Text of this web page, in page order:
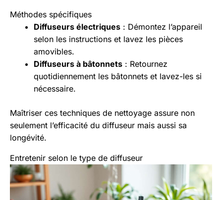
Méthodes spécifiques
Diffuseurs électriques : Démontez l’appareil
selon les instructions et lavez les pièces
amovibles.
Diffuseurs à bâtonnets : Retournez
quotidiennement les bâtonnets et lavez-les si
nécessaire.
Maîtriser ces techniques de nettoyage assure non
seulement l’efficacité du diffuseur mais aussi sa
longévité.
Entretenir selon le type de diffuseur